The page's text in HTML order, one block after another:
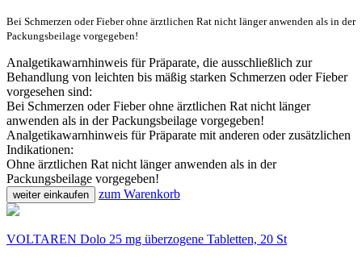
Bei Schmerzen oder Fieber ohne ärztlichen Rat nicht länger anwenden als in der
Packungsbeilage vorgegeben!
Analgetikawarnhinweis für Präparate, die ausschließlich zur
Behandlung von leichten bis mäßig starken Schmerzen oder Fieber
vorgesehen sind:
Bei Schmerzen oder Fieber ohne ärztlichen Rat nicht länger
anwenden als in der Packungsbeilage vorgegeben!
Analgetikawarnhinweis für Präparate mit anderen oder zusätzlichen
Indikationen:
Ohne ärztlichen Rat nicht länger anwenden als in der
Packungsbeilage vorgegeben!
weiter einkaufen zum Warenkorb
VOLTAREN Dolo 25 mg überzogene Tabletten, 20 St